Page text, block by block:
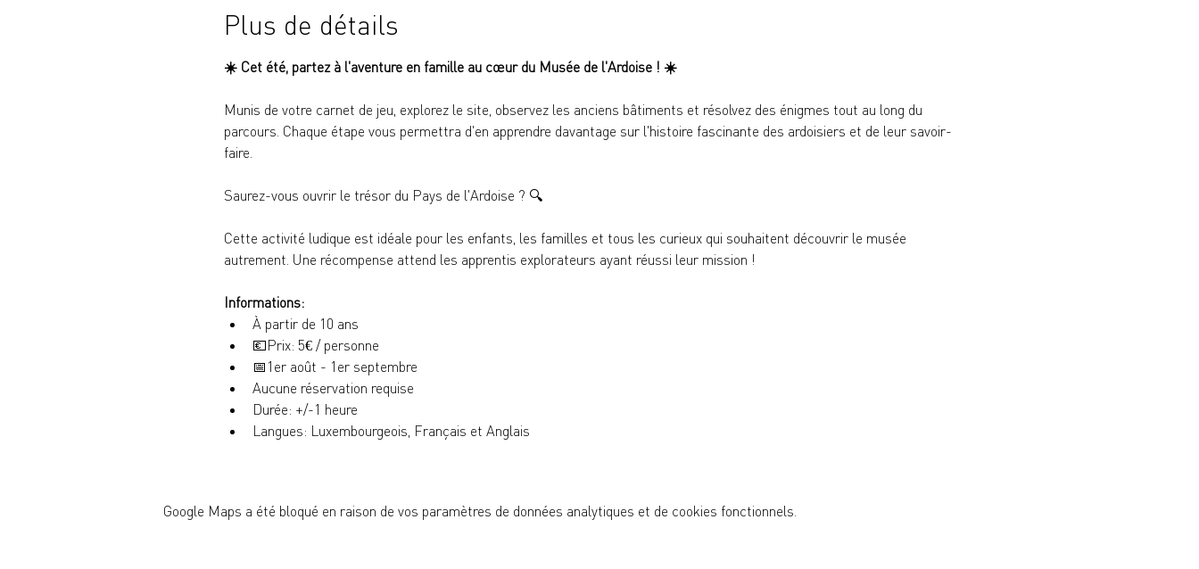
Plus de détails
☀️ Cet été, partez à l'aventure en famille au cœur du Musée de l'Ardoise ! ☀️
Munis de votre carnet de jeu, explorez le site, observez les anciens bâtiments et résolvez des énigmes tout au long du
parcours. Chaque étape vous permettra d'en apprendre davantage sur l'histoire fascinante des ardoisiers et de leur savoir-
faire.
Saurez-vous ouvrir le trésor du Pays de l'Ardoise ? 🔍
Cette activité ludique est idéale pour les enfants, les familles et tous les curieux qui souhaitent découvrir le musée
autrement. Une récompense attend les apprentis explorateurs ayant réussi leur mission !
Informations:
À partir de 10 ans
💶Prix: 5€ / personne
📅 1er août - 1er septembre
Aucune réservation requise
Durée: +/-1 heure
Langues: Luxembourgeois, Français et Anglais
Google Maps a été bloqué en raison de vos paramètres de données analytiques et de cookies fonctionnels.